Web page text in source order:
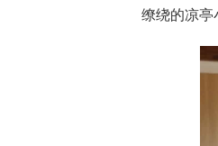
缭绕的凉亭